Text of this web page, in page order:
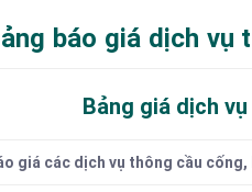
báo giá dịch vụ
Bảng giá dịch
giá các dịch vụ thông cầu